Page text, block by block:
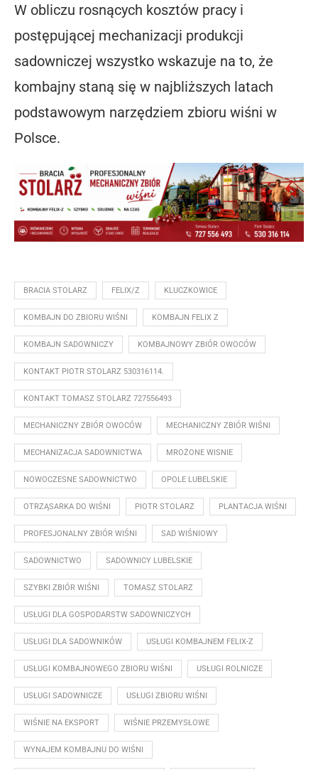
W obliczu rosnących kosztów pracy i
postępującej mechanizacji produkcji
sadowniczej wszystko wskazuje na to, że
kombajny staną się w najbliższych latach
podstawowym narzędziem zbioru wiśni w
Polsce.
BRACIA STOLARZ FELIX/Z KLUCZKOWICE
KOMBAJN DO ZBIORU WIŚNI KOMBAJN FELIX Z
KOMBAJN SADOWNICZY KOMBAJNOWY ZBIÓR OWOCÓW
KONTAKT PIOTR STOLARZ 530316114.
KONTAKT TOMASZ STOLARZ 727556493
MECHANICZNY ZBIÓR OWOCÓW MECHANICZNY ZBIÓR WIŚNI
MECHANIZACJA SADOWNICTWA MROŻONE WISNIE
NOWOCZESNE SADOWNICTWO OPOLE LUBELSKIE
OTRZĄSARKA DO WIŚNI PIOTR STOLARZ PLANTACJA WIŚNI
PROFESJONALNY ZBIÓR WIŚNI SAD WIŚNIOWY
SADOWNICTWO SADOWNICY LUBELSKIE
SZYBKI ZBIÓR WIŚNI TOMASZ STOLARZ
USŁUGI DLA GOSPODARSTW SADOWNICZYCH
USŁUGI DLA SADOWNIKÓW USŁUGI KOMBAJNEM FELIX-Z
USŁUGI KOMBAJNOWEGO ZBIORU WIŚNI USŁUGI ROLNICZE
USŁUGI SADOWNICZE USŁUGI ZBIORU WIŚNI
WIŚNIE NA EKSPORT WIŚNIE PRZEMYSŁOWE
WYNAJEM KOMBAJNU DO WIŚNI